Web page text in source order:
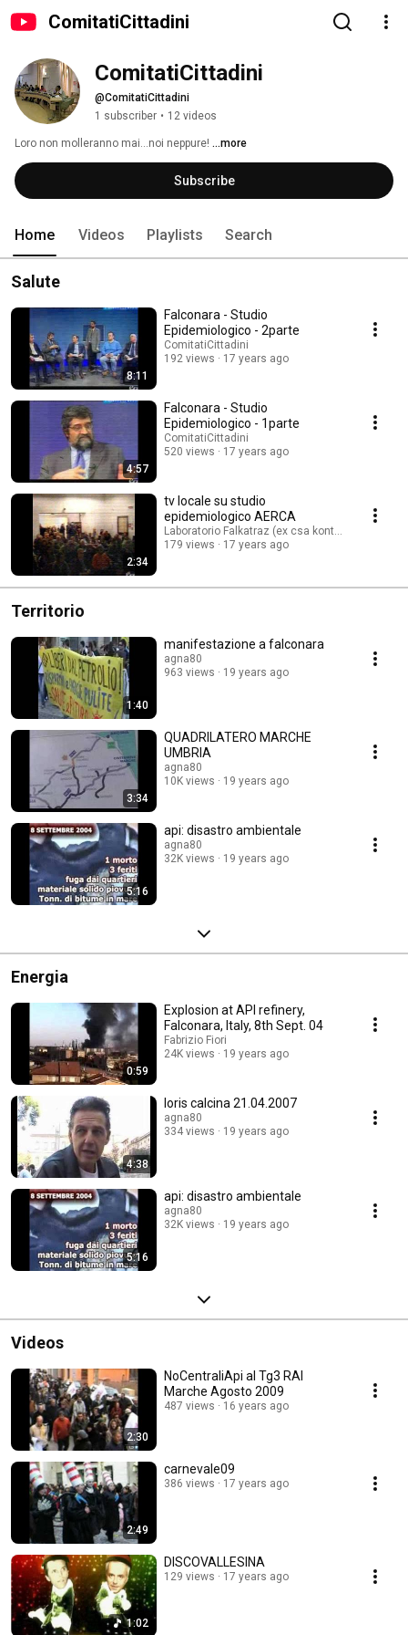
ComitatiCittadini
ComitatiCittadini
@ComitatiCittadini
1 subscriber • 12 videos
Loro non molleranno mai...noi neppure! ...more
Subscribe
Home Videos Playlists Search
Salute
8:11
Falconara - Studio
Epidemiologico - 2parte
ComitatiCittadini
192 views
17 years ago
4:57
Falconara - Studio
Epidemiologico - 1parte
ComitatiCittadini
520 views
17 years ago
2:34
tv locale su studio
epidemiologico AERCA
Laboratorio Falkatraz (ex csa kontatto)
179 views
17 years ago
Territorio
1:40
manifestazione a falconara
agna80
963 views
19 years ago
3:34
QUADRILATERO MARCHE
UMBRIA
agna80
10K views
19 years ago
5:16
api: disastro ambientale
agna80
32K views
19 years ago
Energia
0:59
Explosion at API refinery,
Falconara, Italy, 8th Sept. 04
Fabrizio Fiori
24K views
19 years ago
4:38
loris calcina 21.04.2007
agna80
334 views
19 years ago
5:16
api: disastro ambientale
agna80
32K views
19 years ago
Videos
2:30
NoCentraliApi al Tg3 RAI
Marche Agosto 2009
487 views 16 years ago
2:49
carnevale09
386 views 17 years ago
1:02
DISCOVALLESINA
129 views 17 years ago